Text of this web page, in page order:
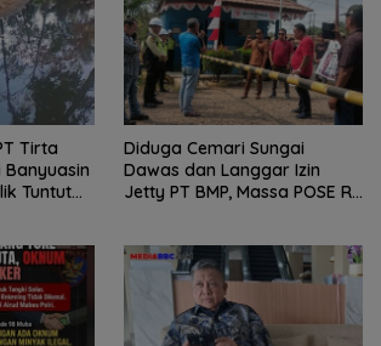
Tirta
Tuntut
Diduga Cemari Sungai
Dawas dan Langgar Izin
Jetty PT BMP, Massa POSE RI
Tuntas